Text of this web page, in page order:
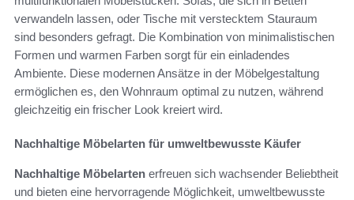
verwandeln lassen, oder Tische mit verstecktem Stauraum
sind besonders gefragt. Die Kombination von minimalistischen
Formen und warmen Farben sorgt für ein einladendes
Ambiente. Diese modernen Ansätze in der Möbelgestaltung
ermöglichen es, den Wohnraum optimal zu nutzen, während
gleichzeitig ein frischer Look kreiert wird.
Nachhaltige Möbelarten für umweltbewusste Käufer
Nachhaltige Möbelarten erfreuen sich wachsender Beliebtheit
und bieten eine hervorragende Möglichkeit, umweltbewusste